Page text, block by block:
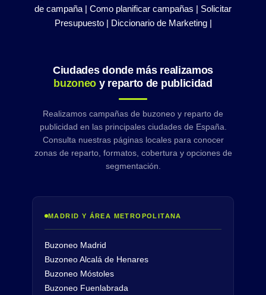
de campaña | Como planificar campañas | Solicitar
Presupuesto | Diccionario de Marketing |
Ciudades donde más realizamos
buzoneo y reparto de publicidad
Realizamos campañas de buzoneo y reparto de
publicidad en las principales ciudades de España.
Consulta nuestras páginas locales para conocer
zonas de reparto, formatos, cobertura y opciones de
segmentación.
MADRID Y ÁREA METROPOLITANA
Buzoneo Madrid
Buzoneo Alcalá de Henares
Buzoneo Móstoles
Buzoneo Fuenlabrada